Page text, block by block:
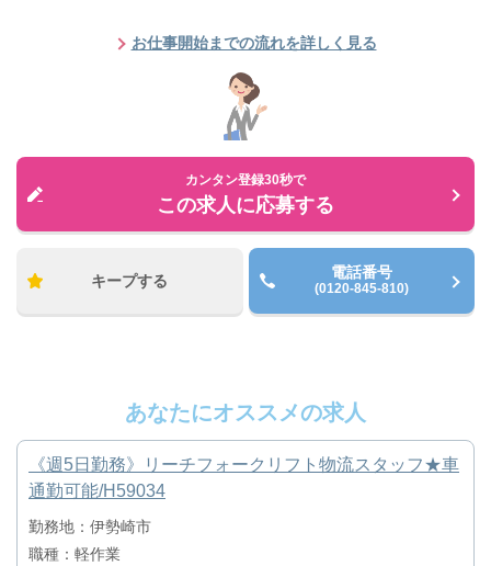
お仕事開始までの流れを詳しく見る
カンタン登録30秒で
この求人に応募する
キープする 電話番号
(0120-845-810)
あなたにオススメの求人
《週5日勤務》リーチフォークリフト物流スタッフ★車
通勤可能/H59034
勤務地：伊勢崎市
職種：軽作業